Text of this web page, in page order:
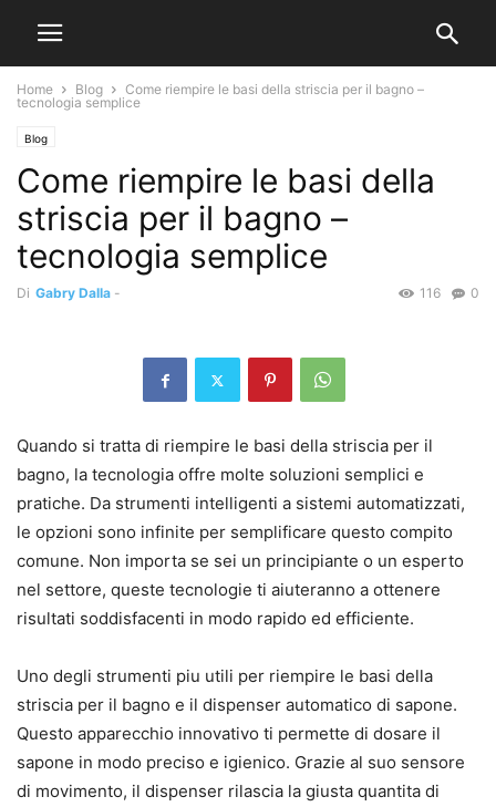
Home Blog
Come riempire le basi della striscia per il bagno –
tecnologia semplice
Blog
Come riempire le basi della
striscia per il bagno –
tecnologia semplice
Di Gabry Dalla - 0
116
Quando si tratta di riempire le basi della striscia per il
bagno, la tecnologia offre molte soluzioni semplici e
pratiche. Da strumenti intelligenti a sistemi automatizzati,
le opzioni sono infinite per semplificare questo compito
comune. Non importa se sei un principiante o un esperto
nel settore, queste tecnologie ti aiuteranno a ottenere
risultati soddisfacenti in modo rapido ed efficiente.
Uno degli strumenti piu utili per riempire le basi della
striscia per il bagno e il dispenser automatico di sapone.
Questo apparecchio innovativo ti permette di dosare il
sapone in modo preciso e igienico. Grazie al suo sensore
di movimento, il dispenser rilascia la giusta quantita di